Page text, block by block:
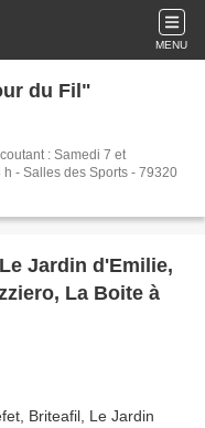
MENU
du Fil"
: Samedi 7 et
Jardin d'Emilie,
La Boite à